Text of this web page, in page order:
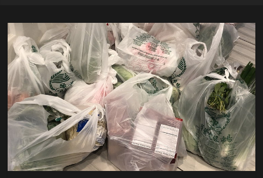
ลพบุรี
วิทยุ
FM
ลพบุรี